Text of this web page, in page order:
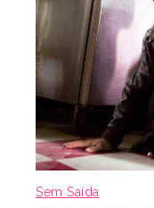
Sem Saída